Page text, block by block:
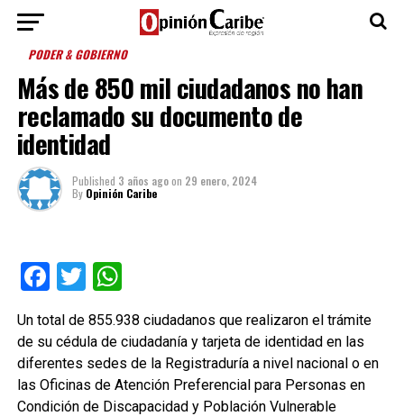
PODER & GOBIERNO
Más de 850 mil ciudadanos no han
reclamado su documento de
identidad
Published 3 años agoon 29 enero, 2024
By Opinión Caribe
Facebook
TwitterWhatsApp
Un total de 855.938 ciudadanos que realizaron el trámite
de su cédula de ciudadanía y tarjeta de identidad en las
diferentes sedes de la Registraduría a nivel nacional o en
las Oficinas de Atención Preferencial para Personas en
Condición de Discapacidad y Población Vulnerable